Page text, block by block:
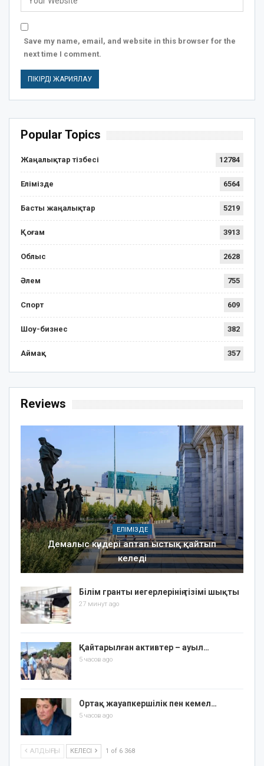
Save my name, email, and website in this browser for the
next time I comment.
Popular Topics
Жаңалықтар тізбесі 12784
Елімізде 6564
Басты жаңалықтар 5219
Қоғам 3913
Облыс 2628
Әлем 755
Спорт 609
Шоу-бизнес 382
Аймақ 357
Reviews
ЕЛІМІЗДЕ
Демалыс күндері аптап ыстық қайтып
келеді
Білім гранты иегерлерінің тізімі шықты
27 минут ago
Қайтарылған активтер – ауыл…
5 часов ago
Ортақ жауапкершілік пен кемел…
5 часов ago
АЛДЫҢҒЫ КЕЛЕСІ 1 of 6 368